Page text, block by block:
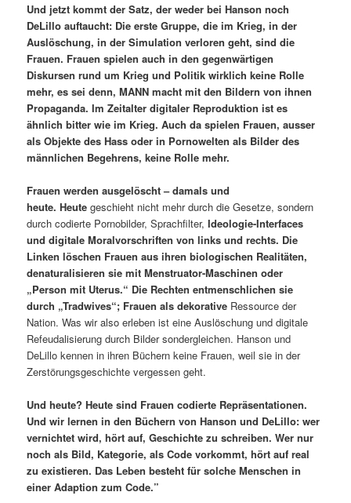
Und jetzt kommt der Satz, derweder bei Hanson noch
DeLillo auftaucht: Die erste Gruppe, dieim Krieg, in der
Auslöschung, in der Simulation verloren geht, sind die
Frauen. Frauen spielen auch in den gegenwärtigen
Diskursen rund um Krieg und Politik wirklich keine Rolle
mehr, es sei denn, MANN macht mit den Bildern von ihnen
Propaganda. Im Zeitalter digitaler Reproduktion ist es
ähnlich bitter wie im Krieg. Auch da spielen Frauen, ausser
als Objekte des Hass oder in Pornowelten als Bilder des
männlichen Begehrens, keine Rolle mehr.
Frauen werden ausgelöscht – damals und
heute.Heutegeschieht nicht mehr durch die Gesetze, sondern
durch codierte Pornobilder, Sprachfilter,Ideologie-Interfaces
und digitale Moralvorschriften von links und rechts. Die
Linken löschen Frauen aus ihren biologischen Realitäten,
denaturalisieren sie mit Menstruator-Maschinen oder
„Person mit Uterus.“ Die Rechten entmenschlichen sie
durch „Tradwives“; Frauen als dekorative Ressource der
Nation. Was wir also erleben ist eine Auslöschung und digitale
Refeudalisierung durch Bilder sondergleichen. Hanson und
DeLillo kennen in ihren Büchern keine Frauen, weil sie in der
Zerstörungsgeschichte vergessen geht.
Und heute? Heute sind Frauen codierte Repräsentationen.
Und wir lernen in den Büchern von Hanson und DeLillo: wer
vernichtet wird, hört auf, Geschichte zu schreiben. Wer nur
noch als Bild, Kategorie, als Code vorkommt, hört auf real
zu existieren. Das Leben besteht für solche Menschen in
einer Adaption zum Code.”